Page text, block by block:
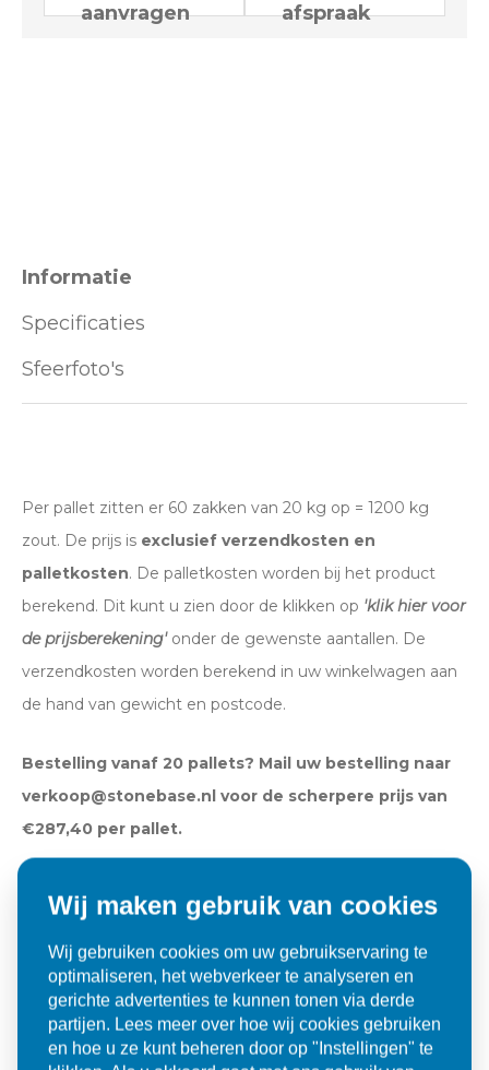
Aantal per pak ()
aanvragen
afspraak
Informatie
Specificaties
Sfeerfoto's
Per pallet zitten er 60 zakken van 20 kg op = 1200 kg
zout. De prijs is exclusief verzendkosten en
palletkosten. De palletkosten worden bij het product
berekend. Dit kunt u zien door de klikken op 'klik hier voor
de prijsberekening' onder de gewenste aantallen. De
verzendkosten worden berekend in uw winkelwagen aan
de hand van gewicht en postcode.
Bestelling vanaf 20 pallets? Mail uw bestelling naar
verkoop@stonebase.nl voor de scherpere prijs van
€287,40 per pallet.
Specificaties
Merk
Stone base
Bedrijfsnaam
Achternaam*
Emailadres*
Telefoonnummer*
Achternaam*
Telefoonnummer*
Land*
Nederland
Postcode*
Wij maken gebruik van cookies
Wij gebruiken cookies om uw gebruikservaring te
optimaliseren, het webverkeer te analyseren en
gerichte advertenties te kunnen tonen via derde
partijen. Lees meer over hoe wij cookies gebruiken
en hoe u ze kunt beheren door op "Instellingen" te